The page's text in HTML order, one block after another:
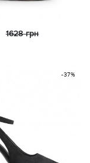
1628 грн
-37%